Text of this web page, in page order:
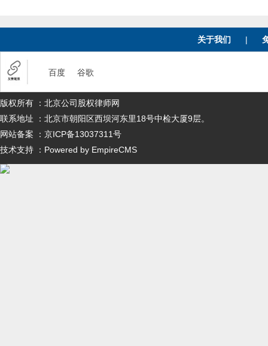
关于我们 |
百度 谷歌
版权所有 ：北京公司股权律师网
联系地址 ：北京市朝阳区西坝河东里18号中检大厦9层。
网站备案 ：京ICP备13037311号
技术支持 ：Powered by EmpireCMS